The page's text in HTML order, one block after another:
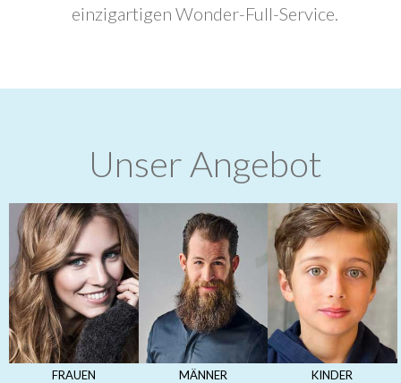
einzigartigen Wonder-Full-Service.
Unser Angebot
FRAUEN MÄNNER KINDER